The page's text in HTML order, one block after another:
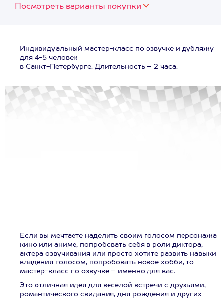
Посмотреть варианты покупки
Индивидуальный мастер-класс по озвучке и дубляжу
для 4-5 человек
в Санкт-Петербурге. Длительность – 2 часа.
Если вы мечтаете наделить своим голосом персонажа
кино или аниме, попробовать себя в роли диктора,
актера озвучивания или просто хотите развить навыки
владения голосом, попробовать новое хобби, то
мастер-класс по озвучке – именно для вас.
Это отличная идея для веселой встречи с друзьями,
романтического свидания, дня рождения и других